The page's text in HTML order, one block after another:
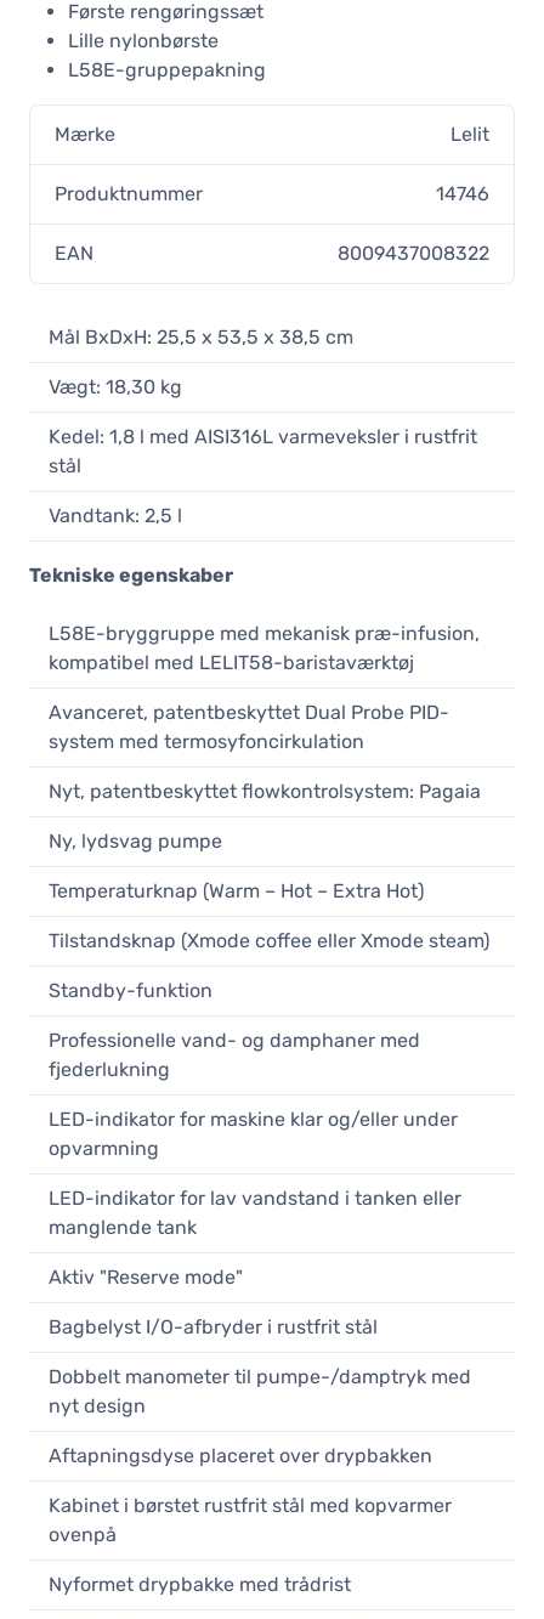
Første rengøringssæt
Lille nylonbørste
L58E-gruppepakning
Mærke Lelit
Produktnummer 14746
EAN 8009437008322
Mål BxDxH: 25,5 x 53,5 x 38,5 cm
Vægt: 18,30 kg
Kedel: 1,8 l med AISI316L varmeveksler i rustfrit
stål
Vandtank: 2,5 l
Tekniske egenskaber
L58E-bryggruppe med mekanisk præ-infusion,
kompatibel med LELIT58-baristaværktøj
Avanceret, patentbeskyttet Dual Probe PID-
system med termosyfoncirkulation
Nyt, patentbeskyttet flowkontrolsystem: Pagaia
Ny, lydsvag pumpe
Temperaturknap (Warm – Hot – Extra Hot)
Tilstandsknap (Xmode coffee eller Xmode steam)
Standby-funktion
Professionelle vand- og damphaner med
fjederlukning
LED-indikator for maskine klar og/eller under
opvarmning
LED-indikator for lav vandstand i tanken eller
manglende tank
Aktiv "Reserve mode"
Bagbelyst I/O-afbryder i rustfrit stål
Dobbelt manometer til pumpe-/damptryk med
nyt design
Aftapningsdyse placeret over drypbakken
Kabinet i børstet rustfrit stål med kopvarmer
ovenpå
Nyformet drypbakke med trådrist